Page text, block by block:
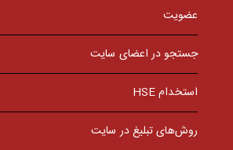
عضویت
جستجو در اعضای سایت
استخدام HSE
روش‌های تبلیغ در سایت